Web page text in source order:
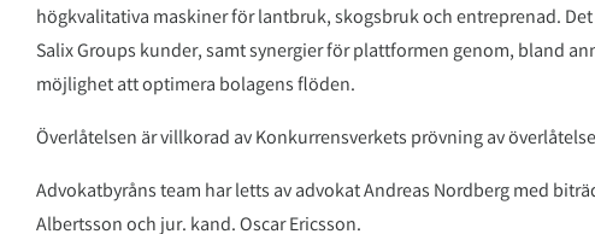
högkvalitativa maskiner för lantbruk, skogsbruk och entreprenad.
Salix Groups kunder, samt synergier för plattformen genom, bland
möjlighet att optimera bolagens flöden.
Överlåtelsen är villkorad av Konkurrensverkets prövning av
Advokatbyråns team har letts av advokat Andreas Nordberg med
Albertsson och jur. kand. Oscar Ericsson.